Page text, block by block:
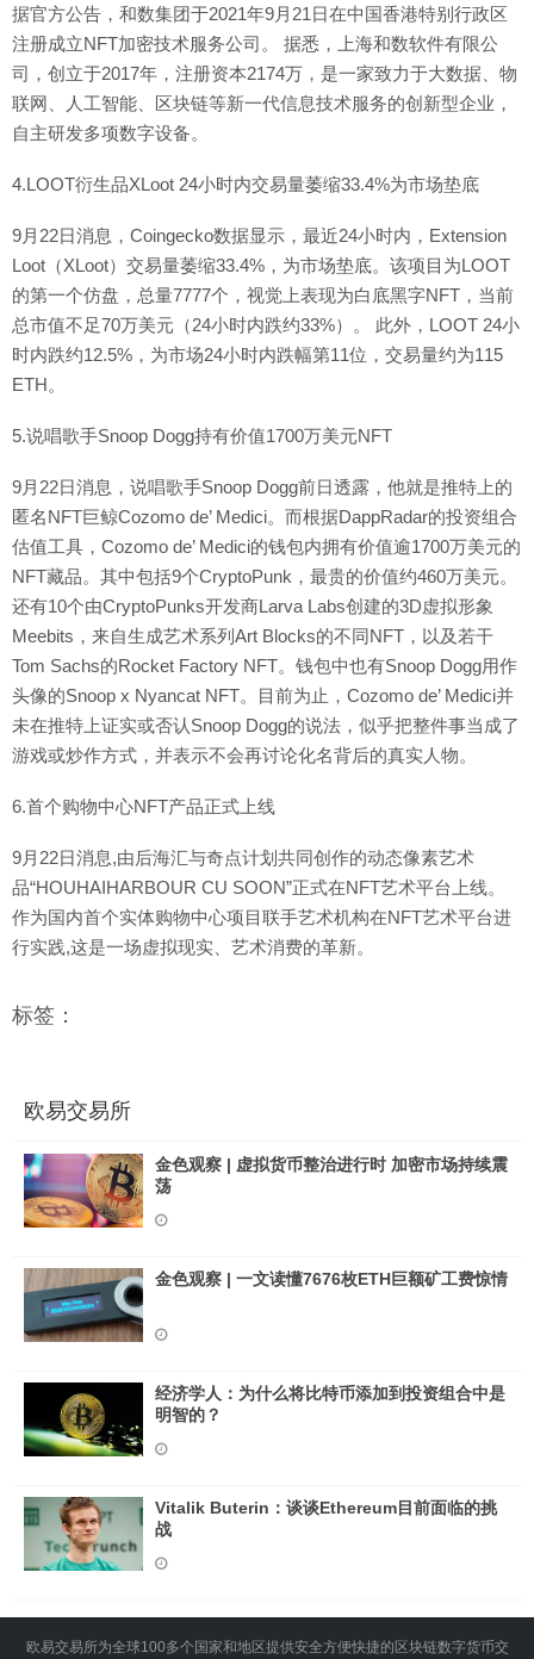
据官方公告，和数集团于2021年9月21日在中国香港特别行政区
注册成立NFT加密技术服务公司。 据悉，上海和数软件有限公
司，创立于2017年，注册资本2174万，是一家致力于大数据、物
联网、人工智能、区块链等新一代信息技术服务的创新型企业，
自主研发多项数字设备。
4.LOOT衍生品XLoot 24小时内交易量萎缩33.4%为市场垫底
9月22日消息，Coingecko数据显示，最近24小时内，Extension
Loot（XLoot）交易量萎缩33.4%，为市场垫底。该项目为LOOT
的第一个仿盘，总量7777个，视觉上表现为白底黑字NFT，当前
总市值不足70万美元（24小时内跌约33%）。 此外，LOOT 24小
时内跌约12.5%，为市场24小时内跌幅第11位，交易量约为115
ETH。
5.说唱歌手Snoop Dogg持有价值1700万美元NFT
9月22日消息，说唱歌手Snoop Dogg前日透露，他就是推特上的
匿名NFT巨鲸Cozomo de’ Medici。而根据DappRadar的投资组合
估值工具，Cozomo de’ Medici的钱包内拥有价值逾1700万美元的
NFT藏品。其中包括9个CryptoPunk，最贵的价值约460万美元。
还有10个由CryptoPunks开发商Larva Labs创建的3D虚拟形象
Meebits，来自生成艺术系列Art Blocks的不同NFT，以及若干
Tom Sachs的Rocket Factory NFT。钱包中也有Snoop Dogg用作
头像的Snoop x Nyancat NFT。目前为止，Cozomo de’ Medici并
未在推特上证实或否认Snoop Dogg的说法，似乎把整件事当成了
游戏或炒作方式，并表示不会再讨论化名背后的真实人物。
6.首个购物中心NFT产品正式上线
9月22日消息,由后海汇与奇点计划共同创作的动态像素艺术
品“HOUHAIHARBOUR CU SOON”正式在NFT艺术平台上线。
作为国内首个实体购物中心项目联手艺术机构在NFT艺术平台进
行实践,这是一场虚拟现实、艺术消费的革新。
标签：
欧易交易所
金色观察 | 虚拟货币整治进行时 加密市场持续震
荡
金色观察 | 一文读懂7676枚ETH巨额矿工费惊情
经济学人：为什么将比特币添加到投资组合中是
明智的？
Vitalik Buterin：谈谈Ethereum目前面临的挑
战
欧易交易所为全球100多个国家和地区提供安全方便快捷的区块链数字货币交